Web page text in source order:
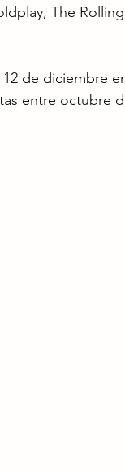
The
12 de diciembre
entre octubre